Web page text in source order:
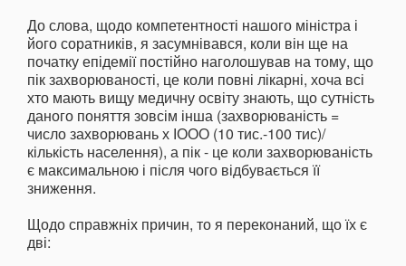
До слова, щодо компетентності нашого міністра і
його соратників, я засумнівався, коли він ще на
початку епідемії постійно наголошував на тому, що
пік захворюваності, це коли повні лікарні, хоча всі
хто мають вищу медичну освіту знають, що сутність
даного поняття зовсім інша (захворюваність =
число захворювань х ІООО (10 тис.-100 тис)/
кількість населення), а пік - це коли захворюваність
є максимальною і після чого відбувається її
зниження.
Щодо справжніх причин, то я переконаний, що їх є
дві: